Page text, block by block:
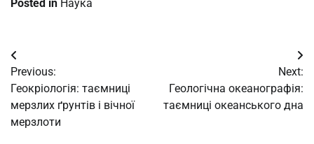
Posted in Наука
Post
navigation
Previous:
Геокріологія: таємниці
мерзлих ґрунтів і вічної
мерзлоти
Next:
Геологічна океанографія:
таємниці океанського дна